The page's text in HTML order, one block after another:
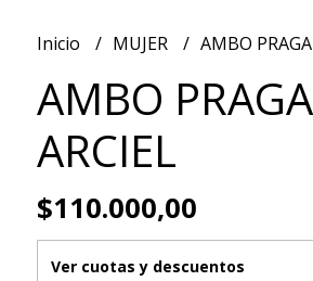
Inicio MUJER AMBO
AMBO PRAGA
ARCIEL
$110.000,00
Ver cuotas y descuentos